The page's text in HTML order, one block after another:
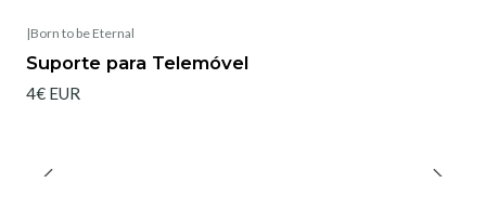
|Born to be Eternal
Suporte para Telemóvel
4€ EUR